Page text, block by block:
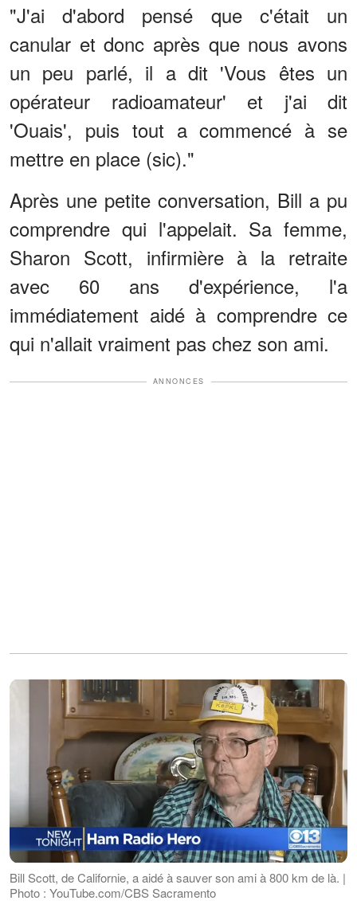
"J'ai d'abord pensé que c'était un
canular et donc après que nous avons
un peu parlé, il a dit 'Vous êtes un
opérateur radioamateur' et j'ai dit
'Ouais', puis tout a commencé à se
mettre en place (sic)."
Après une petite conversation, Bill a pu
comprendre qui l'appelait. Sa femme,
Sharon Scott, infirmière à la retraite
avec 60 ans d'expérience, l'a
immédiatement aidé à comprendre ce
qui n'allait vraiment pas chez son ami.
ANNONCES
Bill Scott, de Californie, a aidé à sauver son ami à 800 km de là. |
Photo : YouTube.com/CBS Sacramento